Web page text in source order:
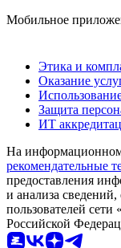
Мобильное
Этика и
Оказание
Защита
ИТ
На информационном
рекомендательные
предоставления
и анализа
пользователей
Российской